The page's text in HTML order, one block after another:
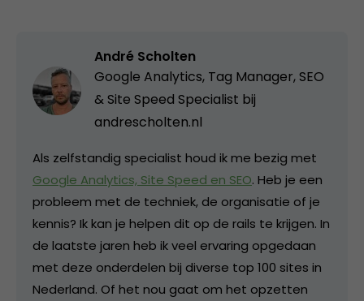
André Scholten
Google Analytics, Tag Manager, SEO
& Site Speed Specialist bij
andrescholten.nl
Als zelfstandig specialist houd ik me bezig met
Google Analytics, Site Speed en SEO. Heb je een
probleem met de techniek, de organisatie of je
kennis? Ik kan je helpen dit op de rails te krijgen. In
de laatste jaren heb ik veel ervaring opgedaan
met deze onderdelen bij diverse top 100 sites in
Nederland. Of het nou gaat om het opzetten